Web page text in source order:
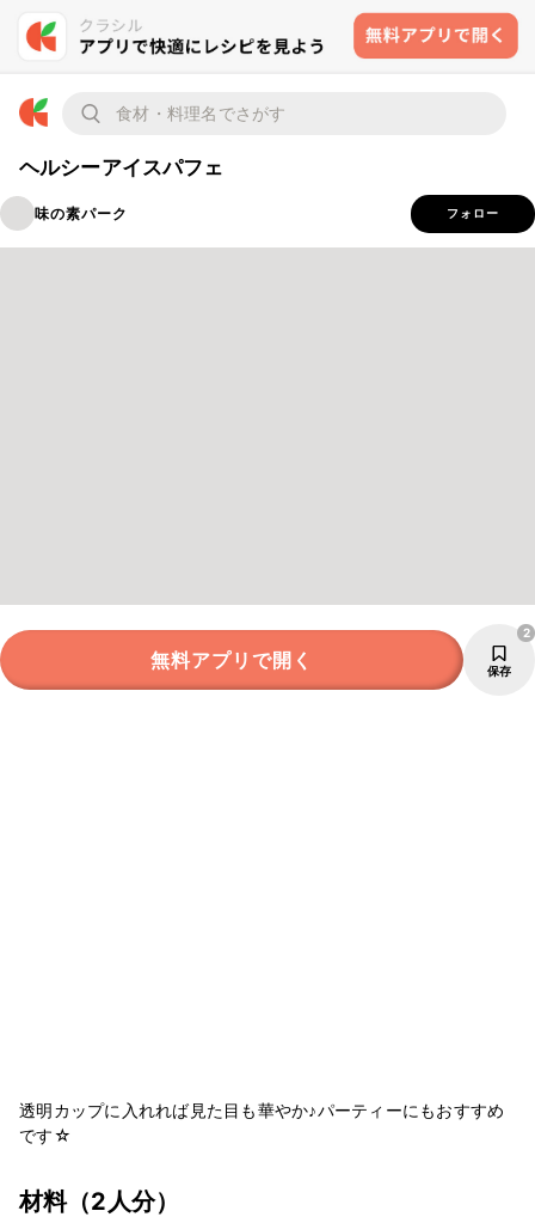
ヘルシーアイスパフェ
味の素パーク フォロー
無料アプリで開く 保存
2
透明カップに入れれば見た目も華やか♪パーティーにもおすすめ
です☆
材料（2人分）